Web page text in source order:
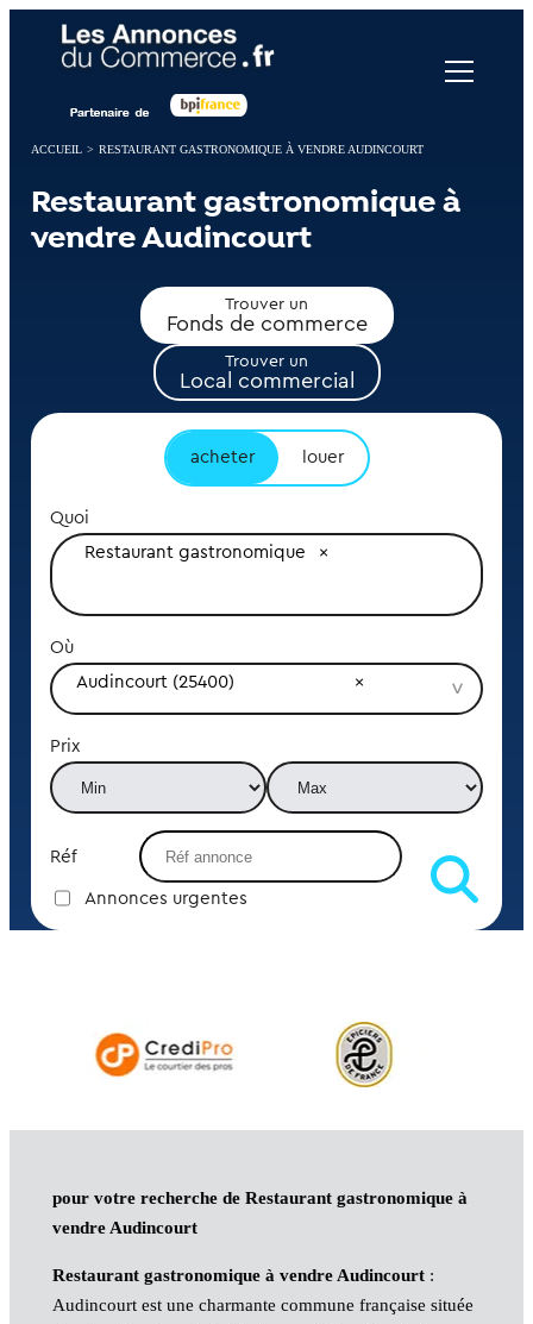
ACCUEIL > RESTAURANT GASTRONOMIQUE À VENDRE AUDINCOURT
Restaurant gastronomique à
vendre Audincourt
Trouver un
Fonds de commerce
Trouver un
Local commercial
acheter louer
Quoi
Restaurant gastronomique
Où
Audincourt (25400)
Prix
Réf
Annonces urgentes
pour votre recherche de Restaurant gastronomique à
vendre Audincourt
Restaurant gastronomique à vendre Audincourt:
Audincourt est une charmante commune française située
Panneau de gestion des cookies